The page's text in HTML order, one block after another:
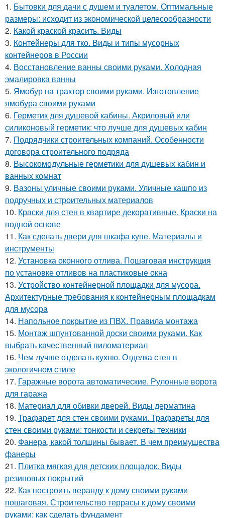
1. Бытовки для дачи с душем и туалетом. Оптимальные
размеры: исходит из экономической целесообразности
2. Какой краской красить. Виды
3. Контейнеры для тко. Виды и типы мусорных
контейнеров в России
4. Восстановление ванны своими руками. Холодная
эмалировка ванны
5. Ямобур на трактор своими руками. Изготовление
ямобура своими руками
6. Герметик для душевой кабины. Акриловый или
силиконовый герметик: что лучше для душевых кабин
7. Подрядчики строительных компаний. Особенности
договора строительного подряда
8. Высокомодульные герметики для душевых кабин и
ванных комнат
9. Вазоны уличные своими руками. Уличные кашпо из
подручных и строительных материалов
10. Краски для стен в квартире декоративные. Краски на
водной основе
11. Как сделать двери для шкафа купе. Материалы и
инструменты
12. Установка оконного отлива. Пошаговая инструкция
по установке отливов на пластиковые окна
13. Устройство контейнерной площадки для мусора.
Архитектурные требования к контейнерным площадкам
для мусора
14. Напольное покрытие из ПВХ. Правила монтажа
15. Монтаж шпунтованной доски своими руками. Как
выбрать качественный пиломатериал
16. Чем лучше отделать кухню. Отделка стен в
экологичном стиле
17. Гаражные ворота автоматические. Рулонные ворота
для гаража
18. Материал для обивки дверей. Виды дерматина
19. Трафарет для стен своими руками. Трафареты для
стен своими руками: тонкости и секреты техники
20. Фанера, какой толщины бывает. В чем преимущества
фанеры
21. Плитка мягкая для детских площадок. Виды
резиновых покрытий
22. Как построить веранду к дому своими руками
пошаговая. Строительство террасы к дому своими
руками: как сделать фундамент